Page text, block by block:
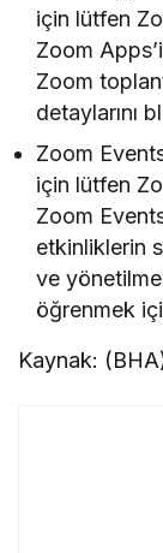
için lütfen
Zoom
Zoom
detaylarını
Zoom
için lütfen
Zoom
etkinliklerin
ve
öğrenmek
Kaynak: